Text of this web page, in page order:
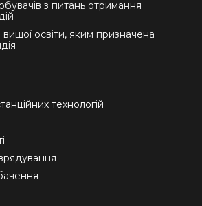
з питань отримання
освіти, яким призначена
технологій